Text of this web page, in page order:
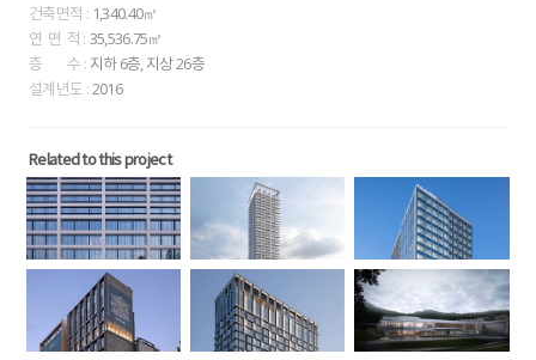
건축면적 : 1,340.40㎡
연 면 적 : 35,536.75㎡
층 수 : 지하 6층, 지상 26층
설계년도 :2016
Related to this project